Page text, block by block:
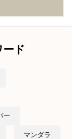
ード
ー
マンダラ